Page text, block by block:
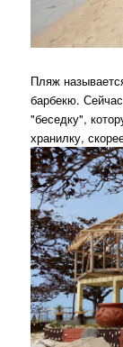
Пляж
барбекю.
"беседку",
хранилку,